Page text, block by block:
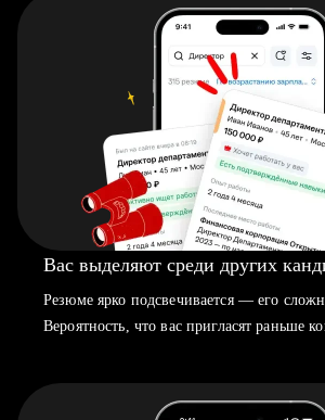
Вас выделяют среди других
Резюме ярко подсвечивается — его
Вероятность, что вас пригласят раньше